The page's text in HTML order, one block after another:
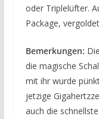
oder Triplelüfter.
Package,
Bemerkungen:
die magische
mit ihr wurde
jetzige
auch die